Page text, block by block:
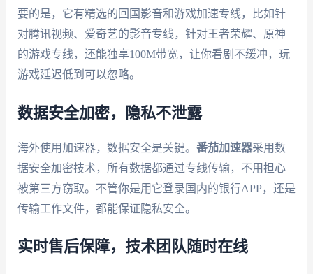
要的是，它有精选的回国影音和游戏加速专线，比如针
对腾讯视频、爱奇艺的影音专线，针对王者荣耀、原神
的游戏专线，还能独享100M带宽，让你看剧不缓冲，玩
游戏延迟低到可以忽略。
数据安全加密，隐私不泄露
海外使用加速器，数据安全是关键。 番茄加速器采用数
据安全加密技术，所有数据都通过专线传输，不用担心
被第三方窃取。不管你是用它登录国内的银行APP，还是
传输工作文件，都能保证隐私安全。
实时售后保障，技术团队随时在线